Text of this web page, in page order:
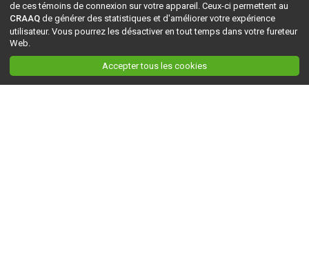
de ces témoins de connexion sur votre appareil. Ceux-ci permettent au
CRAAQ de générer des statistiques et d'améliorer votre expérience
utilisateur. Vous pourrez les désactiver en tout temps dans votre fureteur
Web.
Accepter tous les cookies